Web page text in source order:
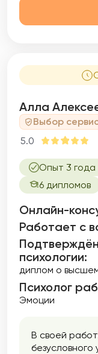
Алла
Выбор
5.0
Опыт 3 года
6 дипломов
Онлайн-
Работает с
психологии:
диплом о
Психолог
Эмоции
В своей
безусловного